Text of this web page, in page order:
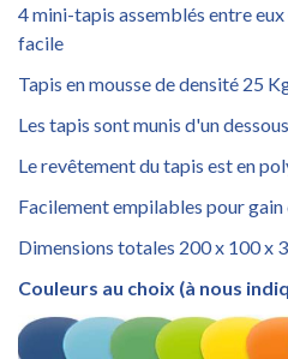
4 mini-tapis assemblés entre
facile
Tapis en mousse de densité 25
Les tapis sont munis d'un
Le revêtement du tapis est en
Facilement empilables pour gain
Dimensions totales 200 x 100 x
Couleurs au choix (à nous